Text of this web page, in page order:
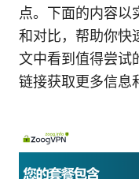
点。下面的内容以
和对比，帮助你快
文中看到值得尝
链接获取更多信息